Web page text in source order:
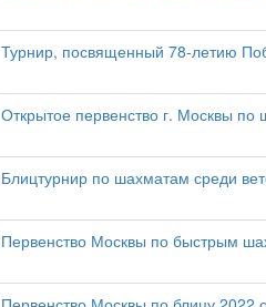
Турнир, посвященный 78-летию
Открытое первенство г. Москвы
Блицтурнир по шахматам среди
Первенство Москвы по быстрым